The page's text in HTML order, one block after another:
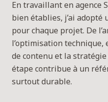
En travaillant en agence
bien établies, j’ai
pour chaque projet. De
l’optimisation technique,
de contenu et la
étape contribue à un
surtout durable.